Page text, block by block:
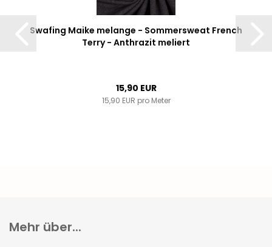
Swafing Maike melange - Sommersweat French
Terry - Anthrazit meliert
15,90 EUR
15,90 EUR pro Meter
Mehr über...